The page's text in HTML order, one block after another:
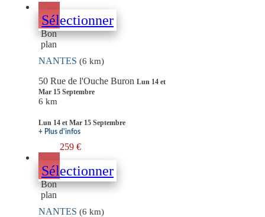
Sélectionner
Bon
plan
NANTES (6 km)
50 Rue de l'Ouche Buron Lun 14 et
Mar 15 Septembre
6 km
Lun 14 et Mar 15 Septembre
+ Plus d'infos
259 €
Sélectionner
Bon
plan
NANTES (6 km)